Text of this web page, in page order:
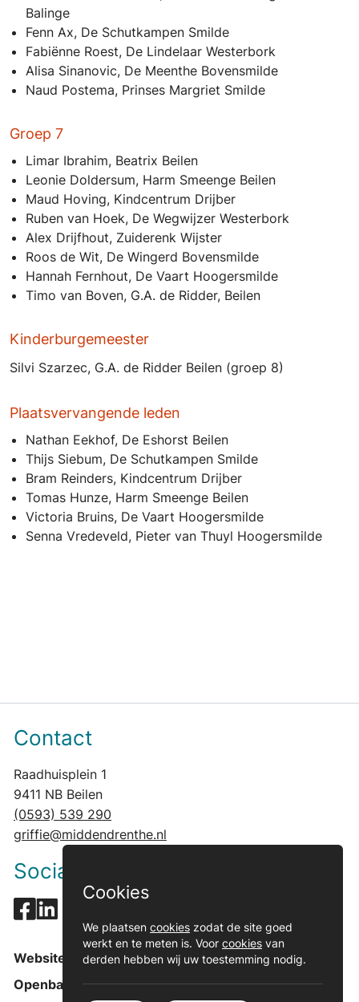
Balinge
Fenn Ax, De Schutkampen Smilde
Fabiënne Roest, De Lindelaar Westerbork
Alisa Sinanovic, De Meenthe Bovensmilde
Naud Postema, Prinses Margriet Smilde
Groep 7
Limar Ibrahim, Beatrix Beilen
Leonie Doldersum, Harm Smeenge Beilen
Maud Hoving, Kindcentrum Drijber
Ruben van Hoek, De Wegwijzer Westerbork
Alex Drijfhout, Zuiderenk Wijster
Roos de Wit, De Wingerd Bovensmilde
Hannah Fernhout, De Vaart Hoogersmilde
Timo van Boven, G.A. de Ridder, Beilen
Kinderburgemeester
Silvi Szarzec, G.A. de Ridder Beilen (groep 8)
Plaatsvervangende leden
Nathan Eekhof, De Eshorst Beilen
Thijs Siebum, De Schutkampen Smilde
Bram Reinders, Kindcentrum Drijber
Tomas Hunze, Harm Smeenge Beilen
Victoria Bruins, De Vaart Hoogersmilde
Senna Vredeveld, Pieter van Thuyl Hoogersmilde
Contact
Raadhuisplein 1
9411 NB Beilen
(0593) 539 290
griffie@middendrenthe.nl
Social media
Website gemeente
Openbare informatie
Cookies
We plaatsen cookies zodat de site goed
werkt en te meten is. Voor cookies van
derden hebben wij uw toestemming nodig.